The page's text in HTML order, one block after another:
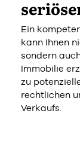
Ein
kann Ihnen
sondern
Immobilie
zu
rechtlichen
Verkaufs.